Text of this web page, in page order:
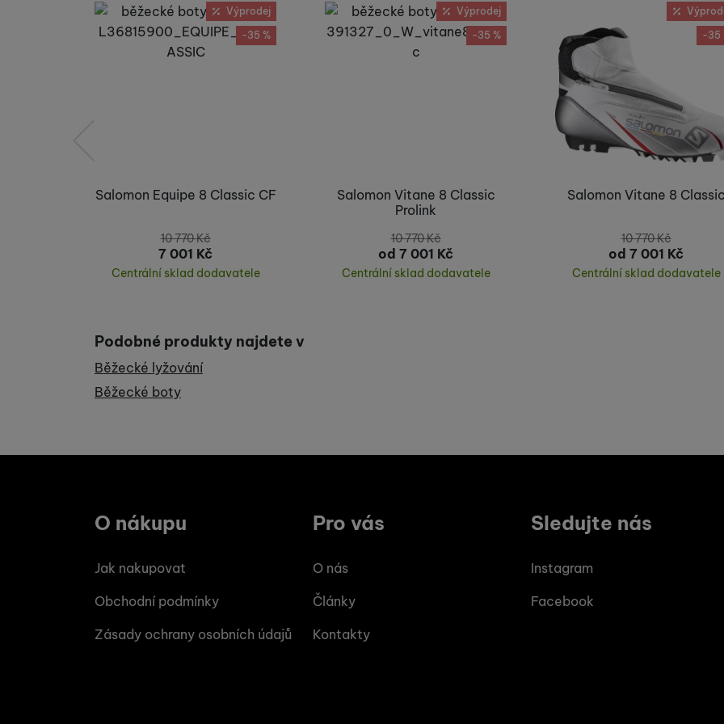
Výprodej
-35 %
Salomon Equipe 8 Classic CF
10 770Kč
7 001 Kč
Centrální sklad dodavatele
Výprodej
-35 %
Salomon Vitane 8 Classic
Prolink
10 770Kč
od 7 001 Kč
Centrální sklad dodavatele
-35
Salomon Vitane 8 Classic
10 770Kč
od 7 001 Kč
Centrální sklad dodavatele
Podobné produkty najdete v
Běžecké lyžování
Běžecké boty
O nákupu
Jak nakupovat
Obchodní podmínky
Zásady ochrany osobních údajů
Pro vás
O nás
Články
Kontakty
Sledujte nás
Instagram
Facebook